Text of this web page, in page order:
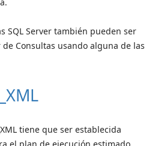
SQL Server también pueden ser
Consultas usando alguna de las
tiene que ser establecida